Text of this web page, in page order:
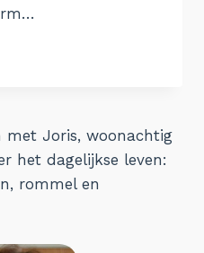
met Joris, woonachtig
het dagelijkse leven:
rommel en